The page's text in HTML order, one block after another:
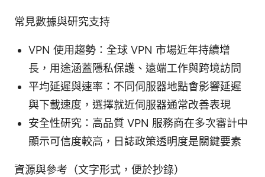
常見數據與研究支持
VPN 使用趨勢：全球 VPN 市場近年持續增
長，用途涵蓋隱私保護、遠端工作與跨境訪問
平均延遲與速率：不同伺服器地點會影響延遲
與下載速度，選擇就近伺服器通常改善表現
安全性研究：高品質 VPN 服務商在多次審計中
顯示可信度較高，日誌政策透明度是關鍵要素
資源與參考（文字形式，便於抄錄）